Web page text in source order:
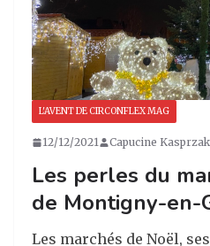
k
L'AVENT DE CIRCONFLEX MAG
12/12/2021 Capucine Kasprzak
Les perles du
de Montigny-en-
Les marchés de Noël,